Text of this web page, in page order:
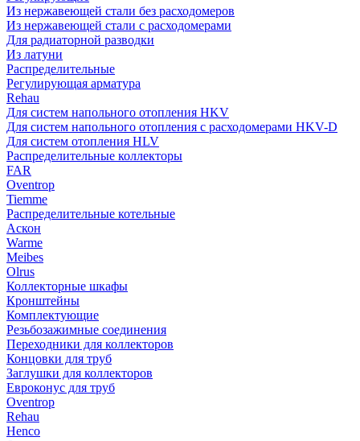
Из нержавеющей стали без расходомеров
Из нержавеющей стали с расходомерами
Для радиаторной разводки
Из латуни
Распределительные
Регулирующая арматура
Rehau
Для систем напольного отопления HKV
Для систем напольного отопления с расходомерами HKV-D
Для систем отопления HLV
Распределительные коллекторы
FAR
Oventrop
Tiemme
Распределительные котельные
Аскон
Warme
Meibes
Olrus
Коллекторные шкафы
Кронштейны
Комплектующие
Резьбозажимные соединения
Переходники для коллекторов
Концовки для труб
Заглушки для коллекторов
Евроконус для труб
Oventrop
Rehau
Henco